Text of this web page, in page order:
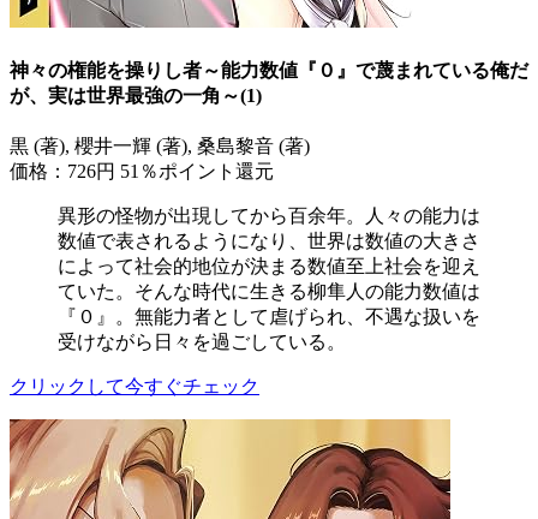
神々の権能を操りし者～能力数値『０』で蔑まれている俺だ
が、実は世界最強の一角～(1)
黒 (著), 櫻井一輝 (著), 桑島黎音 (著)
価格：726円 51％ポイント還元
異形の怪物が出現してから百余年。人々の能力は
数値で表されるようになり、世界は数値の大きさ
によって社会的地位が決まる数値至上社会を迎え
ていた。そんな時代に生きる柳隼人の能力数値は
『０』。無能力者として虐げられ、不遇な扱いを
受けながら日々を過ごしている。
クリックして今すぐチェック